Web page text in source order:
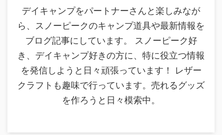
デイキャンプをパートナーさんと楽しみなが
ら、スノーピークのキャンプ道具や最新情報を
ブログ記事にしています。 スノーピーク好
き、デイキャンプ好きの方に、特に役立つ情報
を発信しようと日々頑張っています！ レザー
クラフトも趣味で行っています。売れるグッズ
を作ろうと日々模索中。